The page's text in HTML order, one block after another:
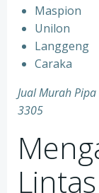
Maspion
Unilon
Langgeng
Caraka
Jual Murah
3305